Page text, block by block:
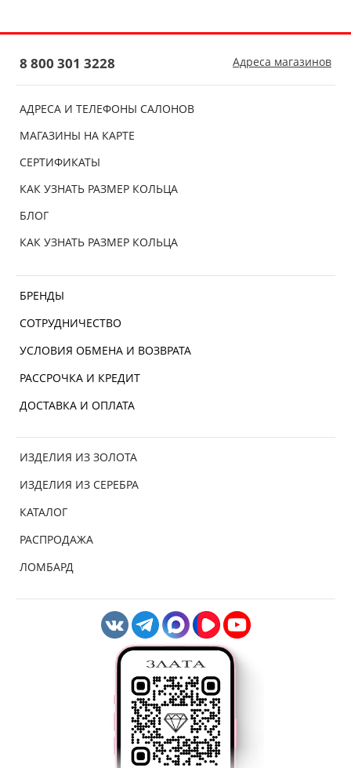
АДРЕСА И ТЕЛЕФОНЫ САЛОНОВ
МАГАЗИНЫ НА КАРТЕ
СЕРТИФИКАТЫ
КАК УЗНАТЬ РАЗМЕР КОЛЬЦА
БЛОГ
КАК УЗНАТЬ РАЗМЕР КОЛЬЦА
БРЕНДЫ
СОТРУДНИЧЕСТВО
УСЛОВИЯ ОБМЕНА И ВОЗВРАТА
РАССРОЧКА И КРЕДИТ
ДОСТАВКА И ОПЛАТА
ИЗДЕЛИЯ ИЗ ЗОЛОТА
ИЗДЕЛИЯ ИЗ СЕРЕБРА
КАТАЛОГ
РАСПРОДАЖА
ЛОМБАРД
8 800 301 3228 Адреса магазинов